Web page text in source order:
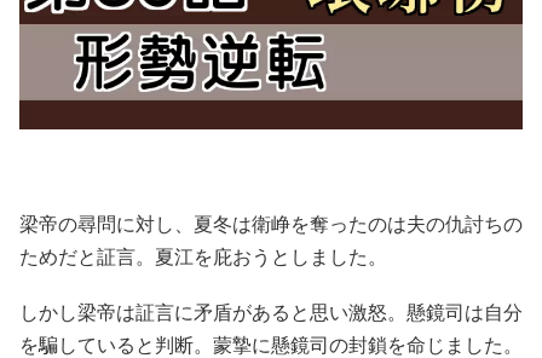
梁帝の尋問に対し、夏冬は衛峥を奪ったのは夫の仇討ちの
ためだと証言。夏江を庇おうとしました。
しかし梁帝は証言に矛盾があると思い激怒。懸鏡司は自分
を騙していると判断。蒙摯に懸鏡司の封鎖を命じました。